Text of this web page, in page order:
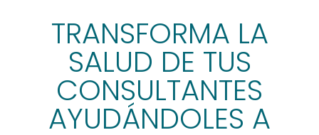
TRANSFORMA LA
SALUD DE TUS
CONSULTANTES
AYUDÁNDOLES A